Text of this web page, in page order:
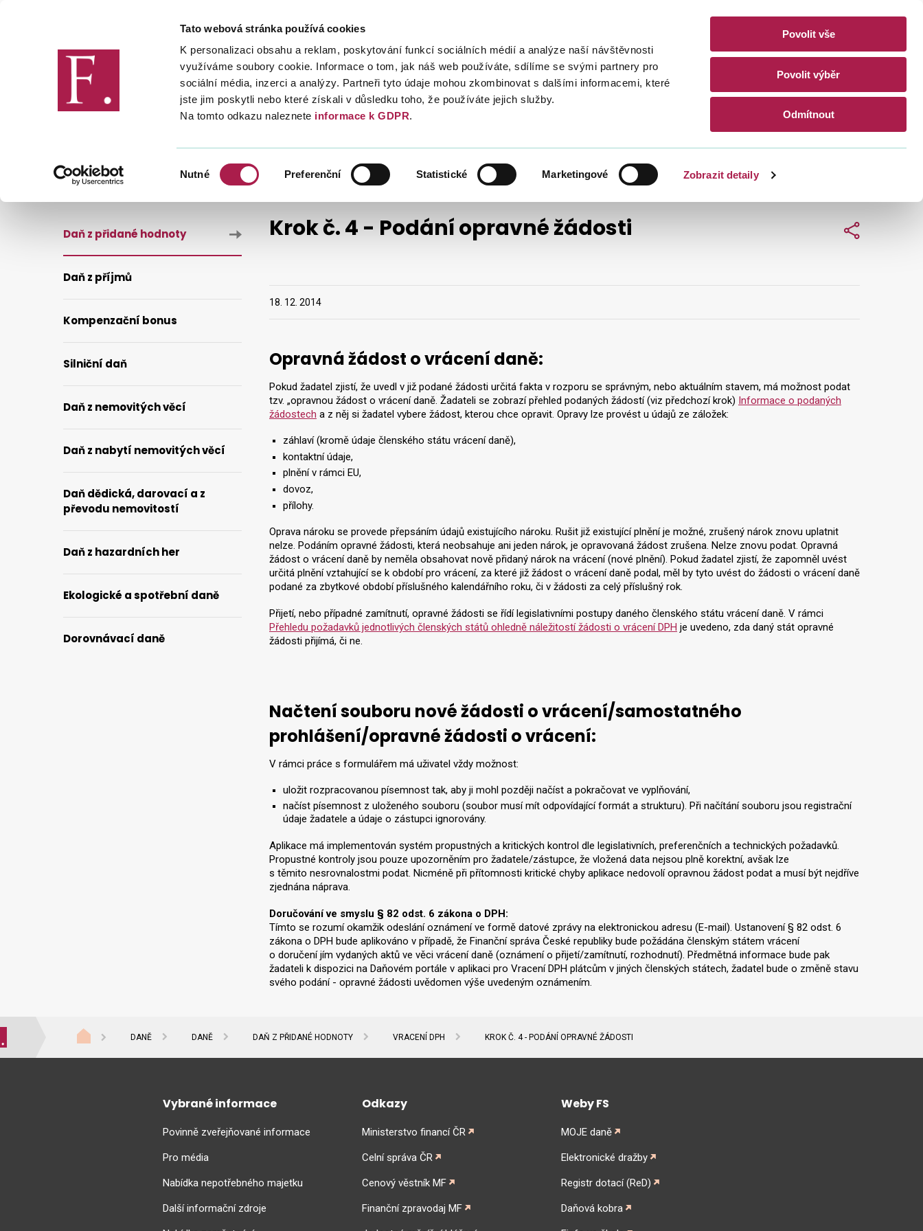
Tato webová stránka používá cookies
K personalizaci obsahu a reklam, poskytování funkcí sociálních médií a analýze naší návštěvnosti
využíváme soubory cookie. Informace o tom, jak náš web používáte, sdílíme se svými partnery pro
sociální média, inzerci a analýzy. Partneři tyto údaje mohou zkombinovat s dalšími informacemi, které
jste jim poskytli nebo které získali v důsledku toho, že používáte jejich služby.
Na tomto odkazu naleznete informace k GDPR.
Nutné Preferenční Statistické Marketingové Zobrazit detaily
Povolit vše
Povolit výběr
Odmítnout
Finanční správa Daně Mezinárodní spolupráce Kontakty CZ EN
Krok č. 4 - Podání opravné žádosti Sdílet
18. 12. 2014
Opravná žádost o vrácení daně:
Pokud žadatel zjistí, že uvedl v již podané žádosti určitá fakta v rozporu se správným, nebo aktuálním stavem, má možnost podat
tzv. „opravnou žádost o vrácení daně. Žadateli se zobrazí přehled podaných žádostí (viz předchozí krok) Informace o podaných
žádostech a z něj si žadatel vybere žádost, kterou chce opravit. Opravy lze provést u údajů ze záložek:
záhlaví (kromě údaje členského státu vrácení daně),
kontaktní údaje,
plnění v rámci EU,
dovoz,
přílohy.
Oprava nároku se provede přepsáním údajů existujícího nároku. Rušit již existující plnění je možné, zrušený nárok znovu uplatnit
nelze. Podáním opravné žádosti, která neobsahuje ani jeden nárok, je opravovaná žádost zrušena. Nelze znovu podat. Opravná
žádost o vrácení daně by neměla obsahovat nově přidaný nárok na vrácení (nové plnění). Pokud žadatel zjistí, že zapomněl uvést
určitá plnění vztahující se k období pro vrácení, za které již žádost o vrácení daně podal, měl by tyto uvést do žádosti o vrácení daně
podané za zbytkové období příslušného kalendářního roku, či v žádosti za celý příslušný rok.
Přijetí, nebo případné zamítnutí, opravné žádosti se řídí legislativními postupy daného členského státu vrácení daně. V rámci
Přehledu požadavků jednotlivých členských států ohledně náležitostí žádosti o vrácení DPH je uvedeno, zda daný stát opravné
žádosti přijímá, či ne.
Načtení souboru nové žádosti o vrácení/samostatného
prohlášení/opravné žádosti o vrácení:
V rámci práce s formulářem má uživatel vždy možnost:
uložit rozpracovanou písemnost tak, aby ji mohl později načíst a pokračovat ve vyplňování,
načíst písemnost z uloženého souboru (soubor musí mít odpovídající formát a strukturu). Při načítání souboru jsou registrační
údaje žadatele a údaje o zástupci ignorovány.
Aplikace má implementován systém propustných a kritických kontrol dle legislativních, preferenčních a technických požadavků.
Propustné kontroly jsou pouze upozorněním pro žadatele/zástupce, že vložená data nejsou plně korektní, avšak lze
s těmito nesrovnalostmi podat. Nicméně při přítomnosti kritické chyby aplikace nedovolí opravnou žádost podat a musí být nejdříve
zjednána náprava.
Doručování ve smyslu § 82 odst. 6 zákona o DPH:
Tímto se rozumí okamžik odeslání oznámení ve formě datové zprávy na elektronickou adresu (E-mail). Ustanovení § 82 odst. 6
zákona o DPH bude aplikováno v případě, že Finanční správa České republiky bude požádána členským státem vrácení
o doručení jím vydaných aktů ve věci vrácení daně (oznámení o přijetí/zamítnutí, rozhodnutí). Předmětná informace bude pak
žadateli k dispozici na Daňovém portále v aplikaci pro Vracení DPH plátcům v jiných členských státech, žadatel bude o změně stavu
svého podání - opravné žádosti uvědomen výše uvedeným oznámením.
Daň z přidané hodnoty
Daň z příjmů
Kompenzační bonus
Silniční daň
Daň z nemovitých věcí
Daň z nabytí nemovitých věcí
Daň dědická, darovací a z
převodu nemovitostí
Daň z hazardních her
Ekologické a spotřební daně
Dorovnávací daně
DANĚ DANĚ DAŇ Z PŘIDANÉ HODNOTY VRACENÍ DPH KROK Č. 4 - PODÁNÍ OPRAVNÉ ŽÁDOSTI
Vybrané informace
Povinně zveřejňované informace
Pro média
Nabídka nepotřebného majetku
Další informační zdroje
Odkazy
Ministerstvo financí ČR
Celní správa ČR
Cenový věstník MF
Finanční zpravodaj MF
Weby FS
MOJE daně
Elektronické dražby
Registr dotací (ReD)
Daňová kobra